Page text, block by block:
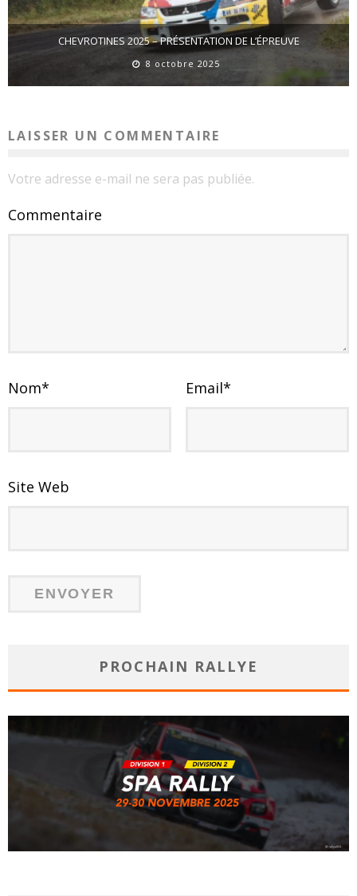
CHEVROTINES 2025 – PRÉSENTATION DE L’ÉPREUVE
8 octobre 2025
LAISSER UN COMMENTAIRE
Votre adresse e-mail ne sera pas publiée.
Commentaire
Nom* Email*
Site Web
PROCHAIN RALLYE